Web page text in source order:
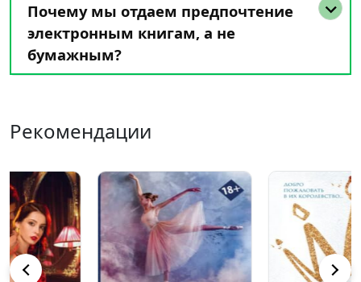
Почему мы отдаем предпочтение
электронным книгам, а не
бумажным?
Рекомендации